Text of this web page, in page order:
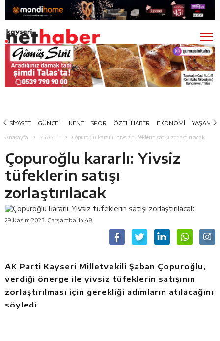
SİYASET GÜNCEL KENT SPOR ÖZEL HABER EKONOMİ YAŞAM
Anasayfa SİYASET Çopuroğlu kararlı: Yivsiz tüfeklerin satışı zorlaştırılacak
Çopuroğlu kararlı: Yivsiz
tüfeklerin satışı
zorlaştırılacak
29 Kasım 2023, Çarşamba 14:48
AK Parti Kayseri Milletvekili Şaban Çopuroğlu,
verdiği önerge ile yivsiz tüfeklerin satışının
zorlaştırılması için gerekliği adımların atılacağını
söyledi.